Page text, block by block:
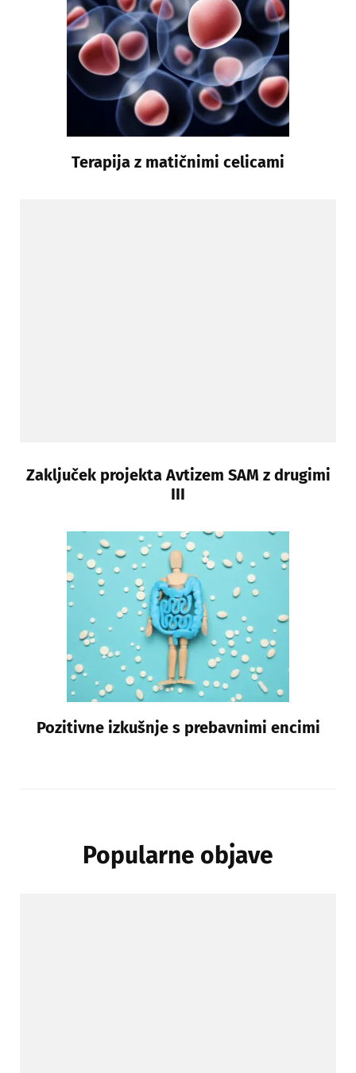
Terapija z matičnimi celicami
Zaključek projekta Avtizem SAM z drugimi
III
Pozitivne izkušnje s prebavnimi encimi
Popularne objave